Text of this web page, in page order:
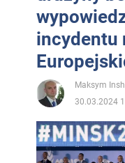
incydentu
Maksym
30.03.2024